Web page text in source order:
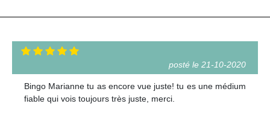
posté le 21-10-2020
Bingo Marianne tu as encore vue juste! tu es une médium
fiable qui vois toujours très juste, merci.